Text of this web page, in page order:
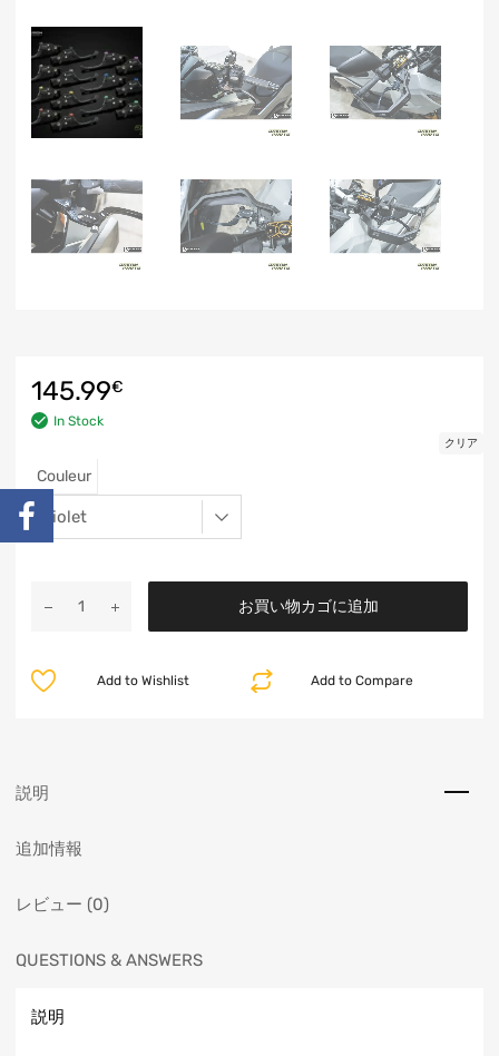
145.99€
In Stock
Couleur
クリア
お買い物カゴに追加
Add to Compare
Add to Wishlist
説明
追加情報
レビュー (0)
QUESTIONS & ANSWERS
説明